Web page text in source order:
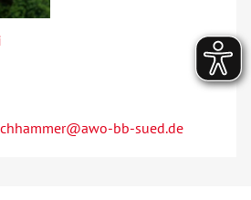
bb-sued.de